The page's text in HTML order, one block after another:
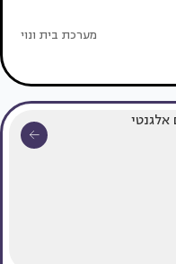
מערכת בית ונוי